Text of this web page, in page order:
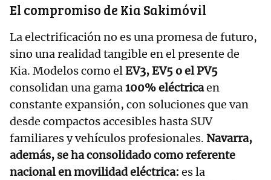
El compromiso de Kia Sakimóvil
La electrificación no es una promesa de futuro,
sino una realidad tangible en el presente de
Kia. Modelos como elEV3, EV5 o el PV5
consolidan una gama100% eléctricaen
constante expansión, con soluciones que van
desde compactos accesibles hasta SUV
familiares y vehículos profesionales. Navarra,
además, se ha consolidado como referente
nacional en movilidad eléctrica: es la